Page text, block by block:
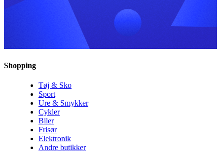
Shopping
Tøj & Sko
Sport
Ure & Smykker
Cykler
Biler
Frisør
Elektronik
Andre butikker